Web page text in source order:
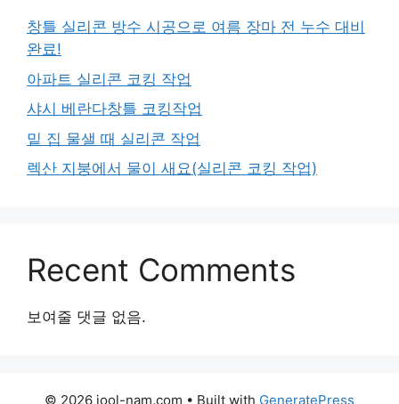
창틀 실리콘 방수 시공으로 여름 장마 전 누수 대비
완료!
아파트 실리콘 코킹 작업
샤시 베란다창틀 코킹작업
밑 집 물샐 때 실리콘 작업
렉산 지붕에서 물이 새요(실리콘 코킹 작업)
Recent Comments
보여줄 댓글 없음.
© 2026 jool-nam.com • Built with GeneratePress